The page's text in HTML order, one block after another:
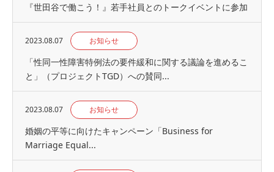
『世⽥⾕で働こう！』若手社員とのトークイベントに参加
2023.08.07 お知らせ
「性同一性障害特例法の要件緩和に関する議論を進めるこ
と」（プロジェクトTGD）への賛同...
2023.08.07 お知らせ
婚姻の平等に向けたキャンペーン「Business for
Marriage Equal...